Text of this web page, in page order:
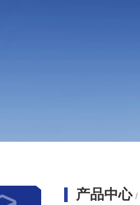
产品中心 /